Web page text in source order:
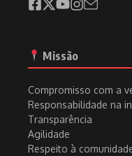
Missão
Compromisso com a
Responsabilidade na
Transparência
Agilidade
Respeito à